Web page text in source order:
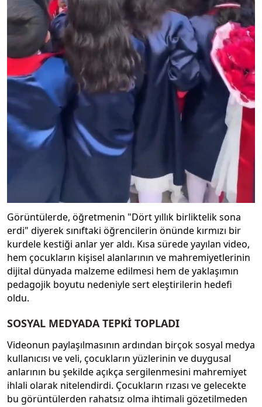
Görüntülerde, öğretmenin "Dört yıllık birliktelik sona
erdi" diyerek sınıftaki öğrencilerin önünde kırmızı bir
kurdele kestiği anlar yer aldı. Kısa sürede yayılan video,
hem çocukların kişisel alanlarının ve mahremiyetlerinin
dijital dünyada malzeme edilmesi hem de yaklaşımın
pedagojik boyutu nedeniyle sert eleştirilerin hedefi
oldu.
SOSYAL MEDYADA TEPKİ TOPLADI
Videonun paylaşılmasının ardından birçok sosyal medya
kullanıcısı ve veli, çocukların yüzlerinin ve duygusal
anlarının bu şekilde açıkça sergilenmesini mahremiyet
ihlali olarak nitelendirdi. Çocukların rızası ve gelecekte
bu görüntülerden rahatsız olma ihtimali gözetilmeden